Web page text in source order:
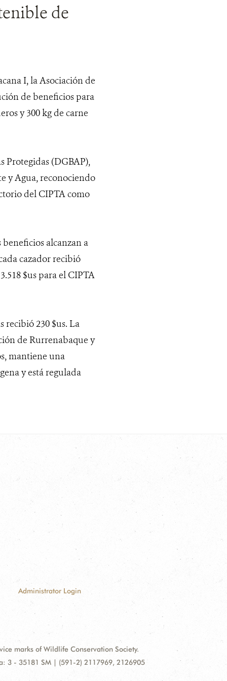
de
I, la Asociación de
de beneficios para
y 300 kg de carne
Protegidas (DGBAP),
y Agua, reconociendo
del CIPTA como
alcanzan a
cazador recibió
$us para el CIPTA
recibió 230 $us. La
de Rurrenabaque y
mantiene una
y está regulada
Administrator Login
marks of Wildlife Conservation Society.
3 - 35181 SM | (591-2) 2117969, 2126905